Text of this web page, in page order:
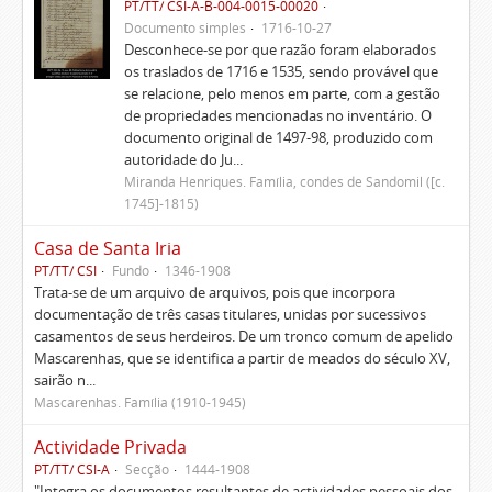
PT/TT/ CSI-A-B-004-0015-00020
Documento simples
1716-10-27
Desconhece-se por que razão foram elaborados
os traslados de 1716 e 1535, sendo provável que
se relacione, pelo menos em parte, com a gestão
de propriedades mencionadas no inventário. O
documento original de 1497-98, produzido com
autoridade do Ju...
Miranda Henriques. Família, condes de Sandomil ([c.
1745]-1815)
Casa de Santa Iria
PT/TT/ CSI Fundo 1346-1908
Trata-se de um arquivo de arquivos, pois que incorpora
documentação de três casas titulares, unidas por sucessivos
casamentos de seus herdeiros. De um tronco comum de apelido
Mascarenhas, que se identifica a partir de meados do século XV,
sairão n...
Mascarenhas. Família (1910-1945)
Actividade Privada
PT/TT/ CSI-A Secção 1444-1908